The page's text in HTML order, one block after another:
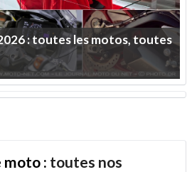
:touteslesmotos,toutes
moto : toutes nos